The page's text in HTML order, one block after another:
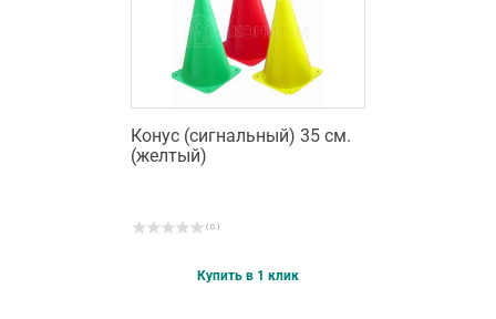
Конус (сигнальный) 35 см.
(желтый)
( 0 )
Купить в 1 клик